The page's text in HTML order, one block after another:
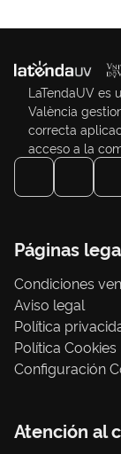
LaTendaUV es
València
correcta
acceso a la
Páginas
Condiciones
Aviso legal
Política
Política Cookies
Configuración
Atención al